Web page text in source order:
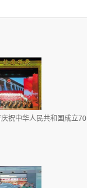
祝中华人民共和国成立70